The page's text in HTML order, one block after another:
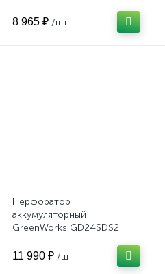
8 965 ₽ /шт
Перфоратор
аккумуляторный
GreenWorks GD24SDS2
11 990 ₽ /шт